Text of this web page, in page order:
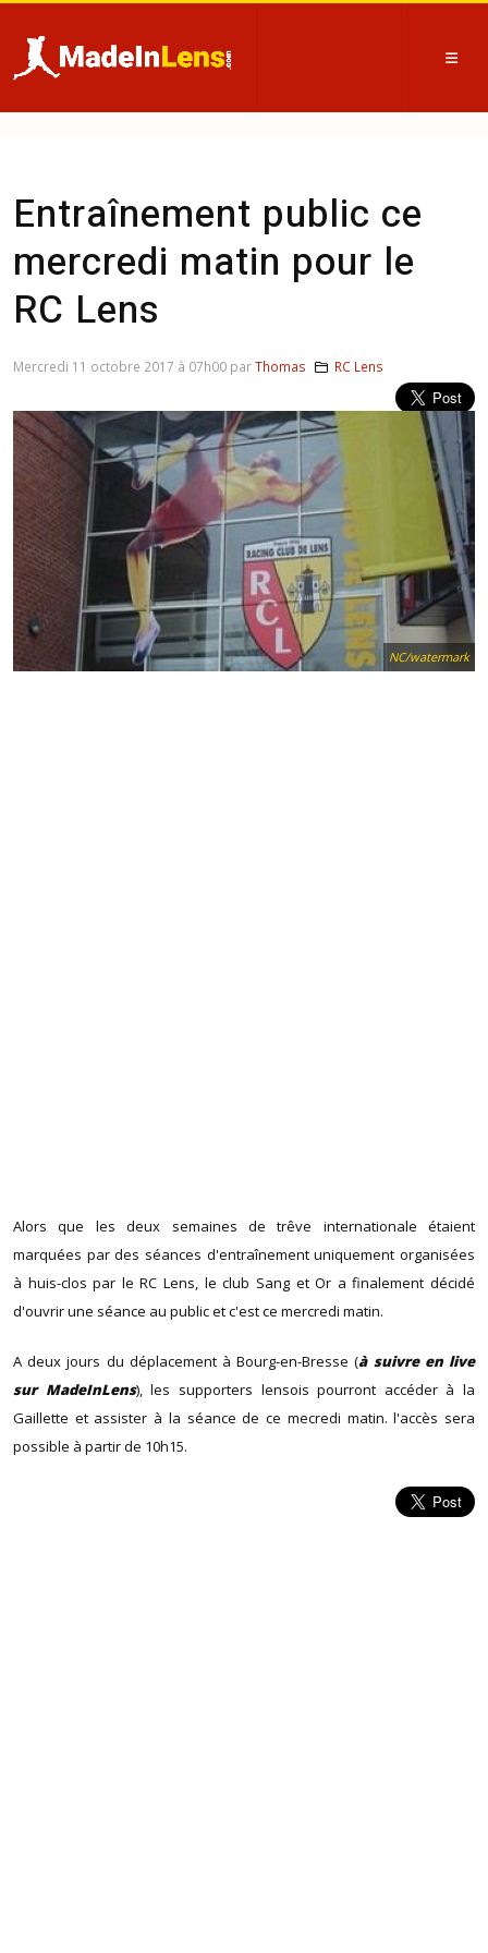
Entraînement public ce
mercredi matin pour le
RC Lens
NC/watermark
Alors que les deux semaines de trêve internationale étaient
marquées par des séances d'entraînement uniquement organisées
à huis-clos par le RC Lens, le club Sang et Or a finalement décidé
d'ouvrir une séance au public et c'est ce mercredi matin.
A deux jours du déplacement à Bourg-en-Bresse (à suivre en live
sur MadeInLens), les supporters lensois pourront accéder à la
Gaillette et assister à la séance de ce mecredi matin. l'accès sera
possible à partir de 10h15.
Mercredi 11 octobre 2017 à 07h00 parThomas RC Lens